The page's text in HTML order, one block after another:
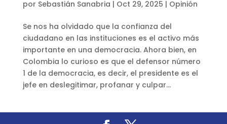
por Sebastián Sanabria | Oct 29, 2025 | Opinión
Se nos ha olvidado que la confianza del
ciudadano en las instituciones es el activo más
importante en una democracia. Ahora bien, en
Colombia lo curioso es que el defensor número
1 de la democracia, es decir, el presidente es el
jefe en deslegitimar, profanar y culpar...